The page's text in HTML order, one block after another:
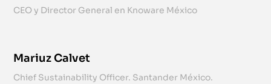
CEO y Director General en Knoware México
Mariuz Calvet
Chief Sustainability Officer. Santander México.